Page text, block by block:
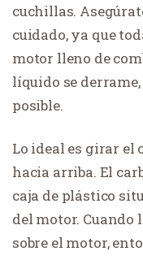
cuchillas.
cuidado, ya que
motor lleno de
líquido se
posible.
Lo ideal es girar el
hacia arriba. El
caja de plástico
del motor. Cuando
sobre el motor,